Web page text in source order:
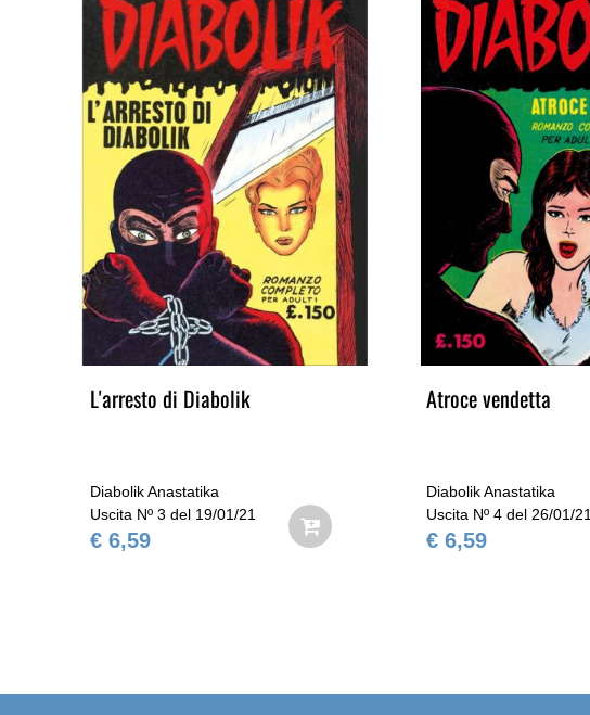
L'arresto di Diabolik
Diabolik Anastatika
Uscita Nº 3 del 19/01/21
€ 6,59
Atroce vendetta
Diabolik Anastatika
Uscita Nº 4 del 26/01/21
€ 6,59